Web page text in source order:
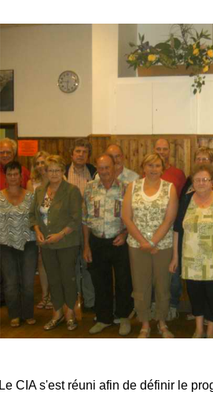
Le CIA s'est réuni afin de définir le